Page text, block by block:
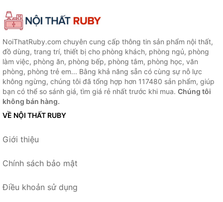
NoiThatRuby.com chuyên cung cấp thông tin sản phẩm nội thất,
đồ dùng, trang trí, thiết bị cho phòng khách, phòng ngủ, phòng
làm việc, phòng ăn, phòng bếp, phòng tắm, phòng học, văn
phòng, phòng trẻ em... Bằng khả năng sẵn có cùng sự nỗ lực
không ngừng, chúng tôi đã tổng hợp hơn 117480 sản phẩm, giúp
bạn có thể so sánh giá, tìm giá rẻ nhất trước khi mua. Chúng tôi
không bán hàng.
VỀ NỘI THẤT RUBY
Giới thiệu
Chính sách bảo mật
Điều khoản sử dụng